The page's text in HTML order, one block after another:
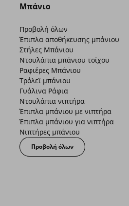
Μπάνιο
Προβολή όλων
Έπιπλα αποθήκευσης μπάνιου
Στήλες Μπάνιου
Ντουλάπια μπάνιου τοίχου
Ραφιέρες Μπάνιου
Τρόλεϊ μπάνιου
Γυάλινα Ράφια
Ντουλάπια νιπτήρα
Έπιπλα μπάνιου με νιπτήρα
Έπιπλα μπάνιου για νιπτήρα
Νιπτήρες μπάνιου
Προβολή όλων